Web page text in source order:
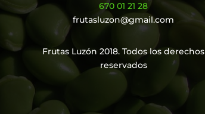
670 01 21 28
frutasluzon@gmail.com
Frutas Luzón 2018. Todos los derechos
reservados